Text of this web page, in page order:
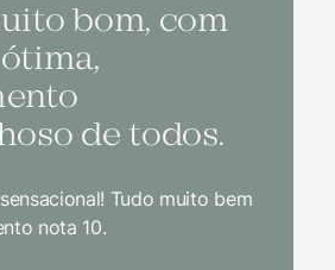
bom, com
de todos.
Tudo muito bem
nota 10.